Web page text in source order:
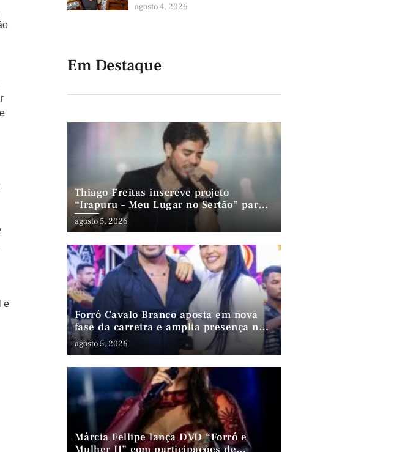
e
agosto 4, 2026
Em Destaque
Thiago Freitas inscreve projeto
“Irapuru – Meu Lugar no Sertão” para o
Latin Grammy 2026
agosto 5, 2026
Forró Cavalo Branco aposta em nova
fase da carreira e amplia presença no
cenário nordestino
agosto 5, 2026
Márcia Fellipe lança DVD “Forró e